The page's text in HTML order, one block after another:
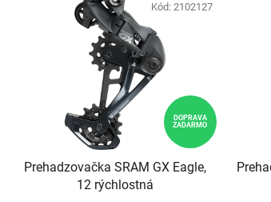
DOPRAVA
ZADARMO
Prehadzovačka SRAM GX Eagle,
12 rýchlostná
Kód: 2102127